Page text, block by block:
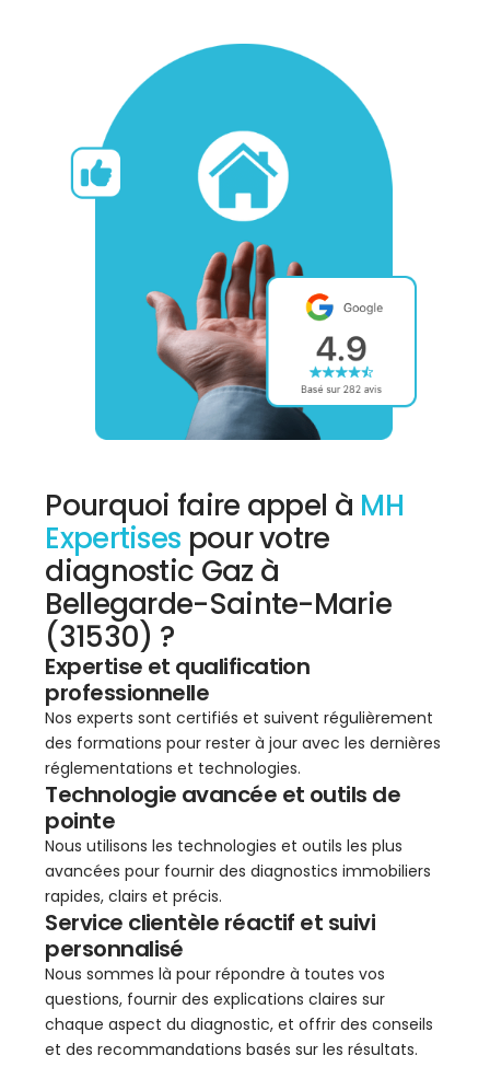
Pourquoi faire appel à MH
Expertises pour votre
diagnostic Gaz à
Bellegarde-Sainte-Marie
(31530) ?
Expertise et qualification
professionnelle
Nos experts sont certifiés et suivent régulièrement
des formations pour rester à jour avec les dernières
réglementations et technologies.
Technologie avancée et outils de
pointe
Nous utilisons les technologies et outils les plus
avancées pour fournir des diagnostics immobiliers
rapides, clairs et précis.
Service clientèle réactif et suivi
personnalisé
Nous sommes là pour répondre à toutes vos
questions, fournir des explications claires sur
chaque aspect du diagnostic, et offrir des conseils
et des recommandations basés sur les résultats.